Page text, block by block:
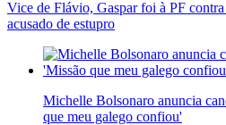
Vice de Flávio, Gaspar foi à PF
acusado de estupro
Michelle Bolsonaro anuncia
que meu galego confiou'